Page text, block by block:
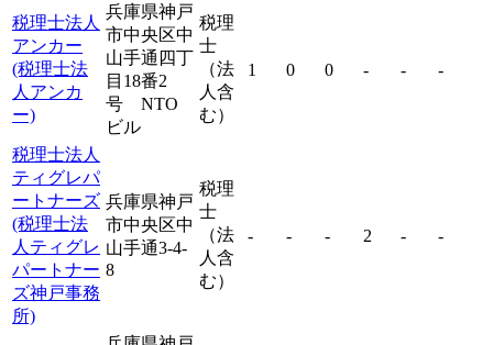
税理士法人
アンカー
(税理士法
人アンカ
ー)
兵庫県神戸
市中央区中
山手通四丁
目18番2
号 NTO
ビル
税理
士
（法
人含
む）
1 0 0 - - -
税理士法人
ティグレパ
ートナーズ
(税理士法
人ティグレ
パートナー
ズ神戸事務
所)
兵庫県神戸
市中央区中
山手通3-4-
8
税理
士
（法
人含
む）
- - - 2 - -